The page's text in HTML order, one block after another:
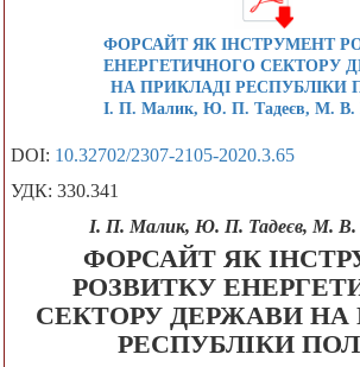
ФОРСАЙТ ЯК ІНСТРУМЕНТ
ЕНЕРГЕТИЧНОГО СЕКТОРУ
НА ПРИКЛАДІ РЕСПУБЛІКИ
І. П. Малик, Ю. П. Тадеєв, М. В.
DOI: 10.32702/2307-2105-2020.3.65
УДК: 330.341
І. П. Малик, Ю. П. Тадеєв, М.
ФОРСАЙТ ЯК
РОЗВИТКУ
СЕКТОРУ ДЕРЖАВИ НА
РЕСПУБЛІКИ